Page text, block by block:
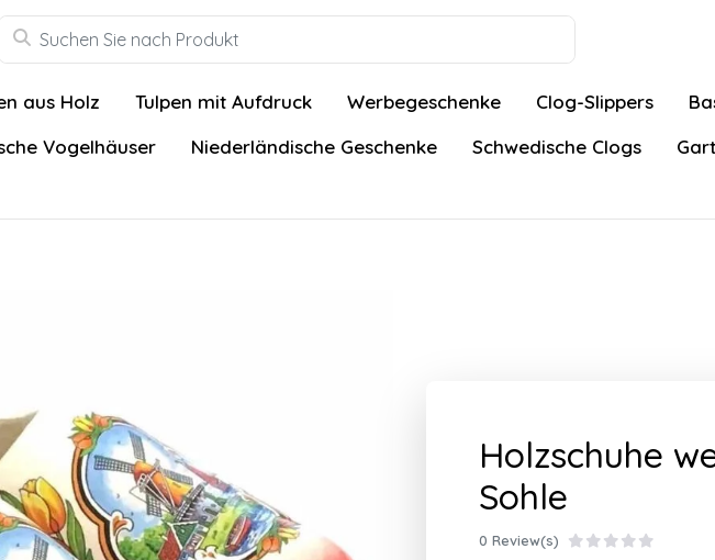
aus Holz Tulpen mit Aufdruck Werbegeschenke Clog-Slippers
Vogelhäuser Niederländische Geschenke Schwedische Clogs
Holzschuhe
Sohle
0 Review(s)